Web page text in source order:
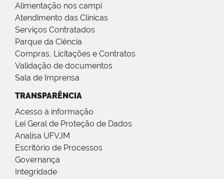
Alimentação nos campi
Atendimento das Clínicas
Serviços Contratados
Parque da Ciência
Compras, Licitações e Contratos
Validação de documentos
Sala de Imprensa
TRANSPARÊNCIA
Acesso à informação
Lei Geral de Proteção de Dados
Analisa UFVJM
Escritório de Processos
Governança
Integridade